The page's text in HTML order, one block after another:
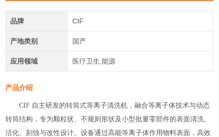
品牌 CIF
产地类别 国产
应用领域 医疗卫生,能源
产品介绍
CIF 自主研发的转筒式等离子清洗机，融合等离子体技术与动态
转筒结构，专为颗粒状、不规则形状及小型批量零部件的表面清洗、
活化、刻蚀与改性设计。设备通过高能等离子体作用物料表面，高效